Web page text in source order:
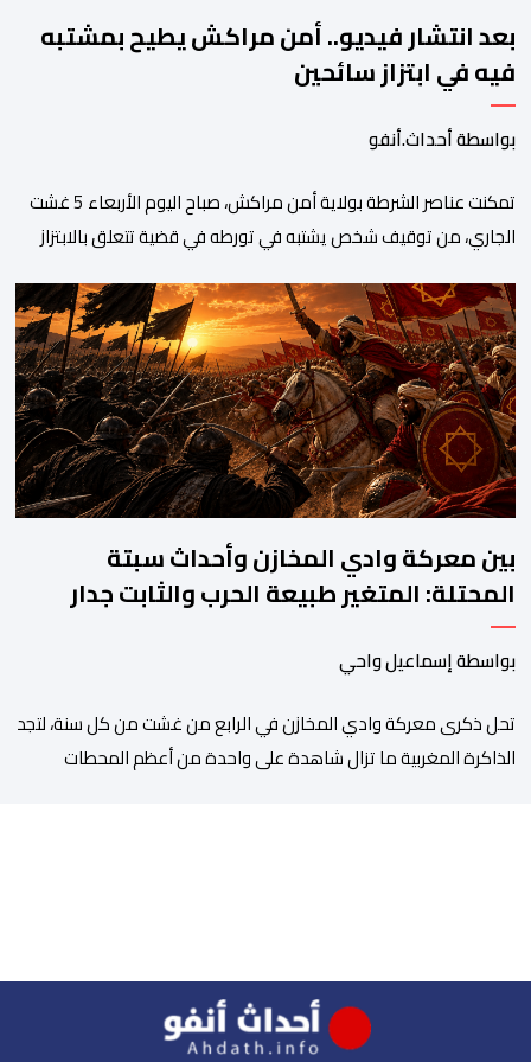
بعد انتشار فيديو.. أمن مراكش يطيح بمشتبه
فيه في ابتزاز سائحين
بواسطة أحداث.أنفو
تمكنت عناصر الشرطة بولاية أمن مراكش، صباح اليوم الأربعاء 5 غشت
الجاري، من توقيف شخص يشتبه في تورطه في قضية تتعلق بالابتزاز
سائحين أجنبيين للابتزاز بالمدينة العتيقة بمراكش، وطالبهما بمبلغ مالي
غير مستحق بدعوى ممارسة نشاط مرتبط بالإرشاد السياحي بدون
رخصة، وهي الأفعال الإجرامية التي […]
بين معركة وادي المخازن وأحداث سبتة
المحتلة: المتغير طبيعة الحرب والثابت جدار
الصد الوطني
بواسطة إسماعيل واحي
تحل ذكرى معركة وادي المخازن في الرابع من غشت من كل سنة، لتجد
الذاكرة المغربية ما تزال شاهدة على واحدة من أعظم المحطات